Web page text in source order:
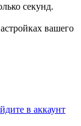
секунд.
вашего
в аккаунт